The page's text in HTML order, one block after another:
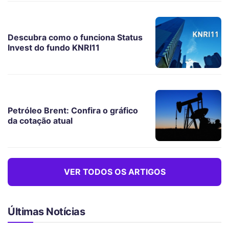
Descubra como o funciona Status
Invest do fundo KNRI11
Petróleo Brent: Confira o gráfico
da cotação atual
VER TODOS OS ARTIGOS
Últimas Notícias